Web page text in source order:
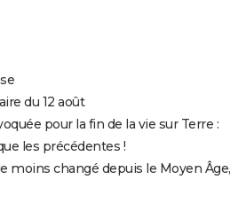
du 12 août
pour la fin de la vie sur Terre :
les précédentes !
moins changé depuis le Moyen Âge,